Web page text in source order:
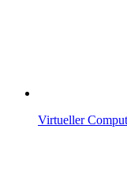
Virtueller